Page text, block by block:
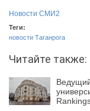
Новости СМИ2
Теги:
новости Таганрога
Читайте также: